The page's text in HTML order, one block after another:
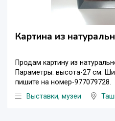
Картина из
Продам картину из
Параметры: высота-27 см.
пишите на номер-977079728.
Выставки, музеи